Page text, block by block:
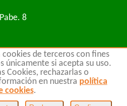
8
Aviso legalyProtección de datos
Política de Cookies
de terceros con fines
únicamente si acepta su uso.
Cookies, rechazarlas o
en nuestra política
cookies.